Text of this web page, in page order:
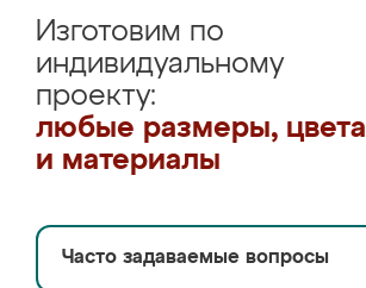
Изготовим по
индивидуальному
проекту:
любые размеры, цвета
и материалы
Часто задаваемые вопросы